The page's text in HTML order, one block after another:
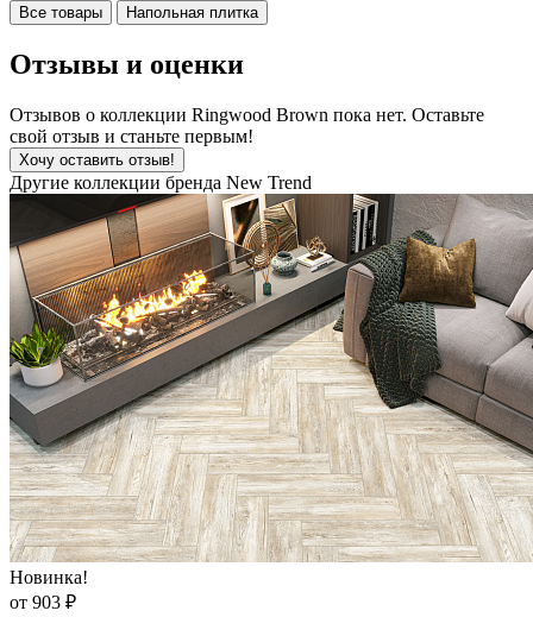
Все товары Напольная плитка
Отзывы и оценки
Отзывов о коллекции Ringwood Brown пока нет. Оставьте
свой отзыв и станьте первым!
Хочу оставить отзыв!
Другие коллекции бренда New Trend
Новинка!
от 903 ₽